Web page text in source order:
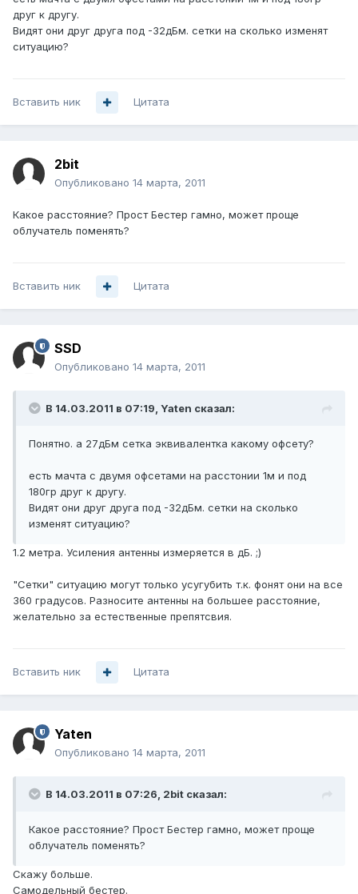
друг к другу.
Видят они друг друга под -32дБм. сетки на сколько изменят
ситуацию?
Вставить ник Цитата
2bit
Опубликовано 14 марта, 2011
Какое расстояние? Прост Бестер гамно, может проще
облучатель поменять?
Вставить ник Цитата
SSD
Опубликовано 14 марта, 2011
В 14.03.2011 в 07:19, Yaten сказал:
Понятно. а 27дБм сетка эквивалентка какому офсету?
есть мачта с двумя офсетами на расстонии 1м и под
180гр друг к другу.
Видят они друг друга под -32дБм. сетки на сколько
изменят ситуацию?
1.2 метра. Усиления антенны измеряется в дБ. ;)
"Сетки" ситуацию могут только усугубить т.к. фонят они на все
360 градусов. Разносите антенны на большее расстояние,
желательно за естественные препятсвия.
Вставить ник Цитата
Yaten
Опубликовано 14 марта, 2011
В 14.03.2011 в 07:26, 2bit сказал:
Какое расстояние? Прост Бестер гамно, может проще
облучатель поменять?
Скажу больше.
Самодельный бестер.